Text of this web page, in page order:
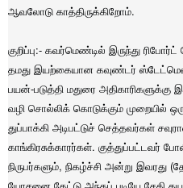
ஆவலோடு காத்திருக்கிறோம்.
குறிப்பு:- கவர்மெண்டில் இருந்து
தமது இயற்கையான கவுண்டர்
பயன்-படுத்தி மதுரை
வழி சொல்லிக் கொடுக்கும் முறையில்
துப்பாக்கி அடிபட்டுச் செத்தவர்கள்
காங்கிரசுக்காரர்கள். குத்துப்பட்டவர்
நிருபர்களும், நிகழ்ச்சி அன்று
யோசனை கேட்டு அந்தப் படியே சேதி